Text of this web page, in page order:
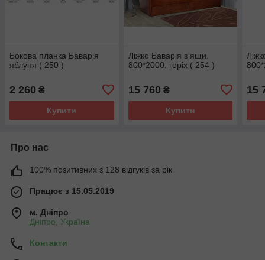
Бокова планка Баварія
яблуня ( 250 )
2 260 ₴
Купити
Ліжко Баварія з ящи.
800*2000, горіх ( 254 )
15 760 ₴
Купити
15
Про нас
100% позитивних з 128 відгуків за рік
Працює з 15.05.2019
м. Дніпро
Дніпро, Україна
Контакти